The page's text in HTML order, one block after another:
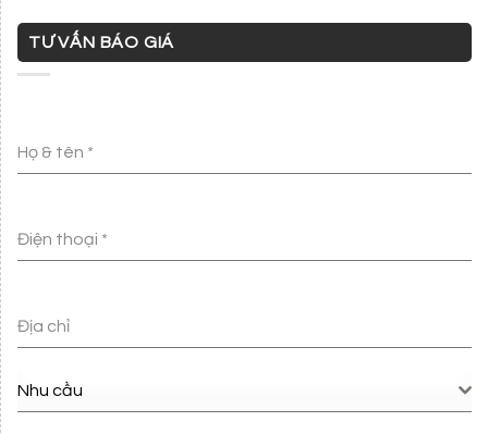
TƯ VẤN BÁO GIÁ
Họ & tên *
Điện thoại *
Địa chỉ
Nhu cầu